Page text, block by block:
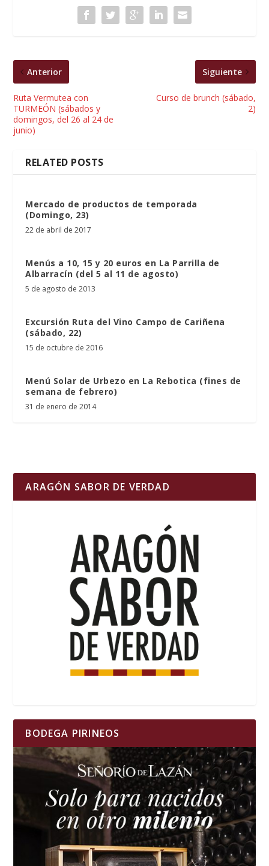
Anterior
Ruta Vermutea con
TURMEÓN (sábados y
domingos, del 26 al 24 de
junio)
Siguiente
Curso de brunch (sábado,
2)
RELATED POSTS
Mercado de productos de temporada
(Domingo, 23)
22 de abril de 2017
Menús a 10, 15 y 20 euros en La Parrilla de
Albarracín (del 5 al 11 de agosto)
5 de agosto de 2013
Excursión Ruta del Vino Campo de Cariñena
(sábado, 22)
15 de octubre de 2016
Menú Solar de Urbezo en La Rebotica (fines de
semana de febrero)
31 de enero de 2014
ARAGÓN SABOR DE VERDAD
BODEGA PIRINEOS